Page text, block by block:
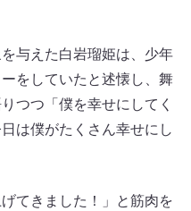
与えた白岩瑠姫は、少年
をしていたと述懐し、舞
つつ「僕を幸せにしてく
は僕がたくさん幸せにし
てきました！」と筋肉を